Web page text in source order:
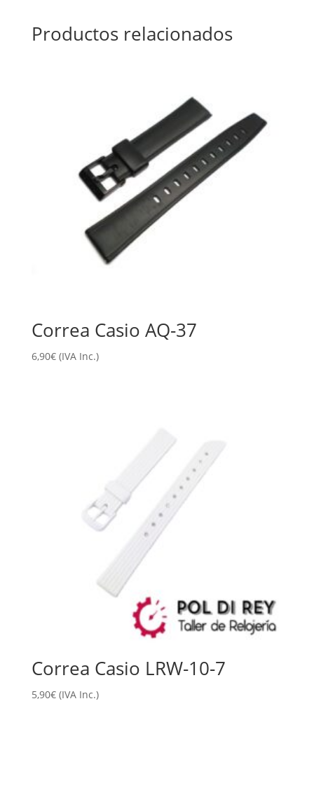
Productos relacionados
Correa Casio AQ-37
6,90€ (IVA Inc.)
Correa Casio LRW-10-7
5,90€ (IVA Inc.)